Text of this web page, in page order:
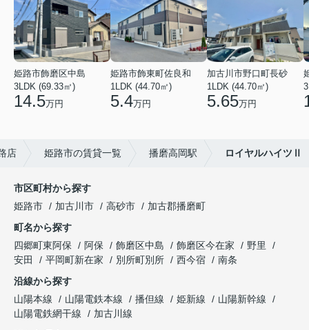
姫路市飾磨区中島
3LDK (69.33㎡)
14.5万円
姫路市飾東町佐良和
1LDK (44.70㎡)
5.4万円
加古川市野口町長砂
1LDK (44.70㎡)
5.65万円
店 姫路市の賃貸一覧 播磨高岡駅 ロイヤルハイツⅡ
市区町村から探す
姫路市
加古川市 高砂市
加古郡播磨町
町名から探す
四郷町東阿保
阿保 飾磨区中島 飾磨区今在家
野里
安田
平岡町新在家 別所町別所 西今宿
南条
沿線から探す
山陽本線
山陽電鉄本線 播但線 姫新線
山陽新幹線
山陽電鉄網干線
加古川線